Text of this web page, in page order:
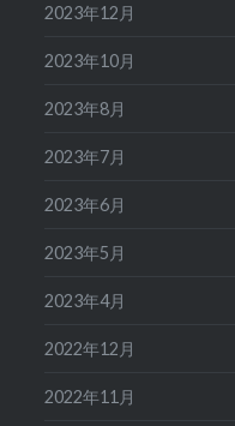
2023年12月
2023年10月
2023年8月
2023年7月
2023年6月
2023年5月
2023年4月
2022年12月
2022年11月